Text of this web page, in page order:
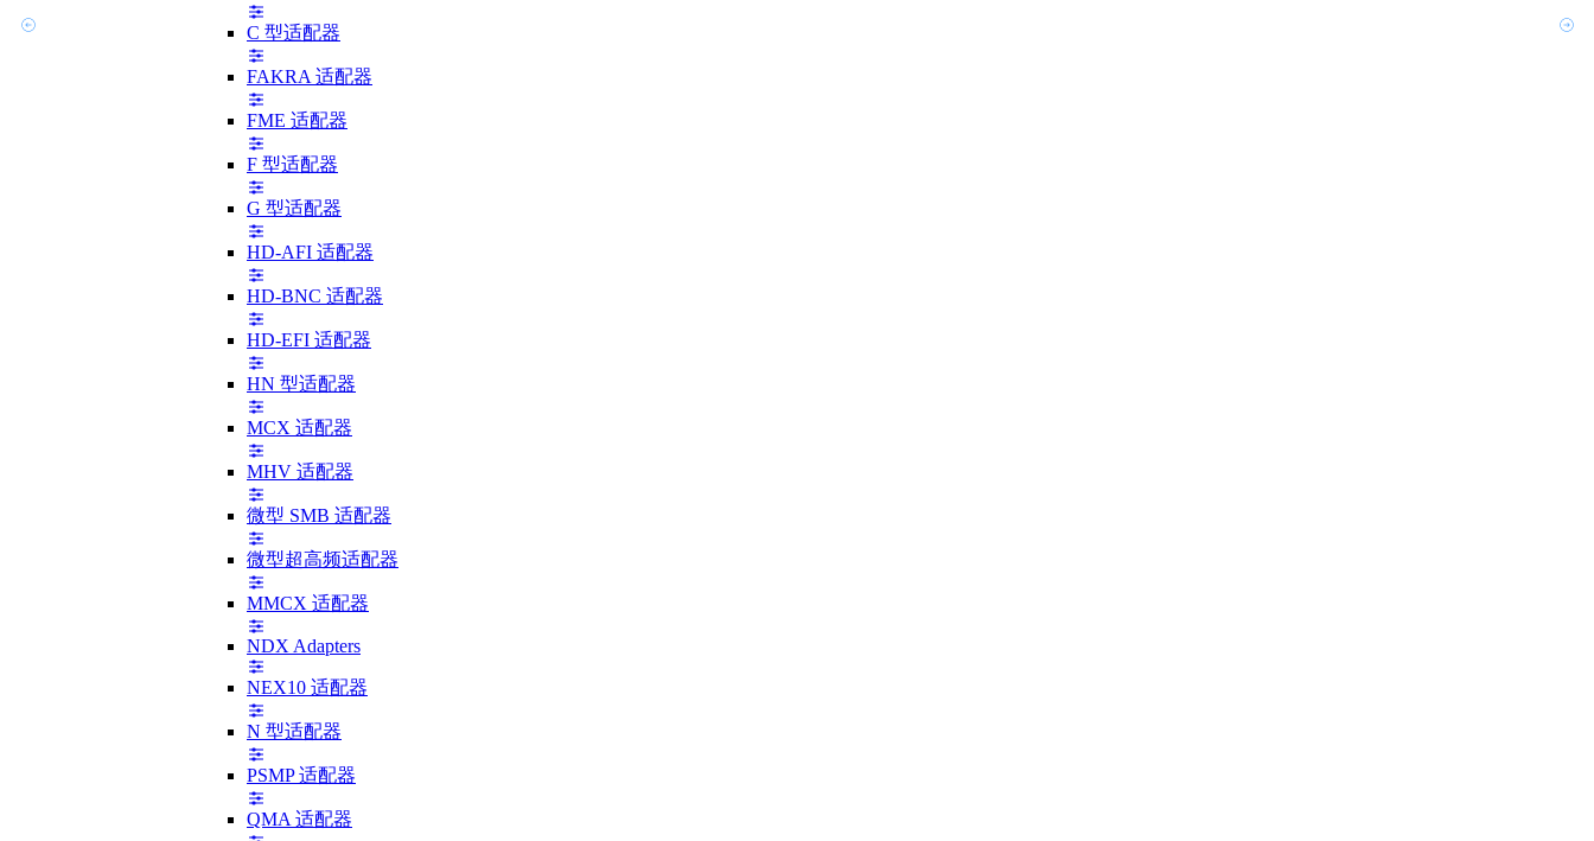
C 型适配器
FAKRA 适配器
FME 适配器
F 型适配器
G 型适配器
HD-AFI 适配器
HD-BNC 适配器
HD-EFI 适配器
HN 型适配器
MCX 适配器
MHV 适配器
微型 SMB 适配器
微型超高频适配器
MMCX 适配器
NDX Adapters
NEX10 适配器
N 型适配器
PSMP 适配器
QMA 适配器